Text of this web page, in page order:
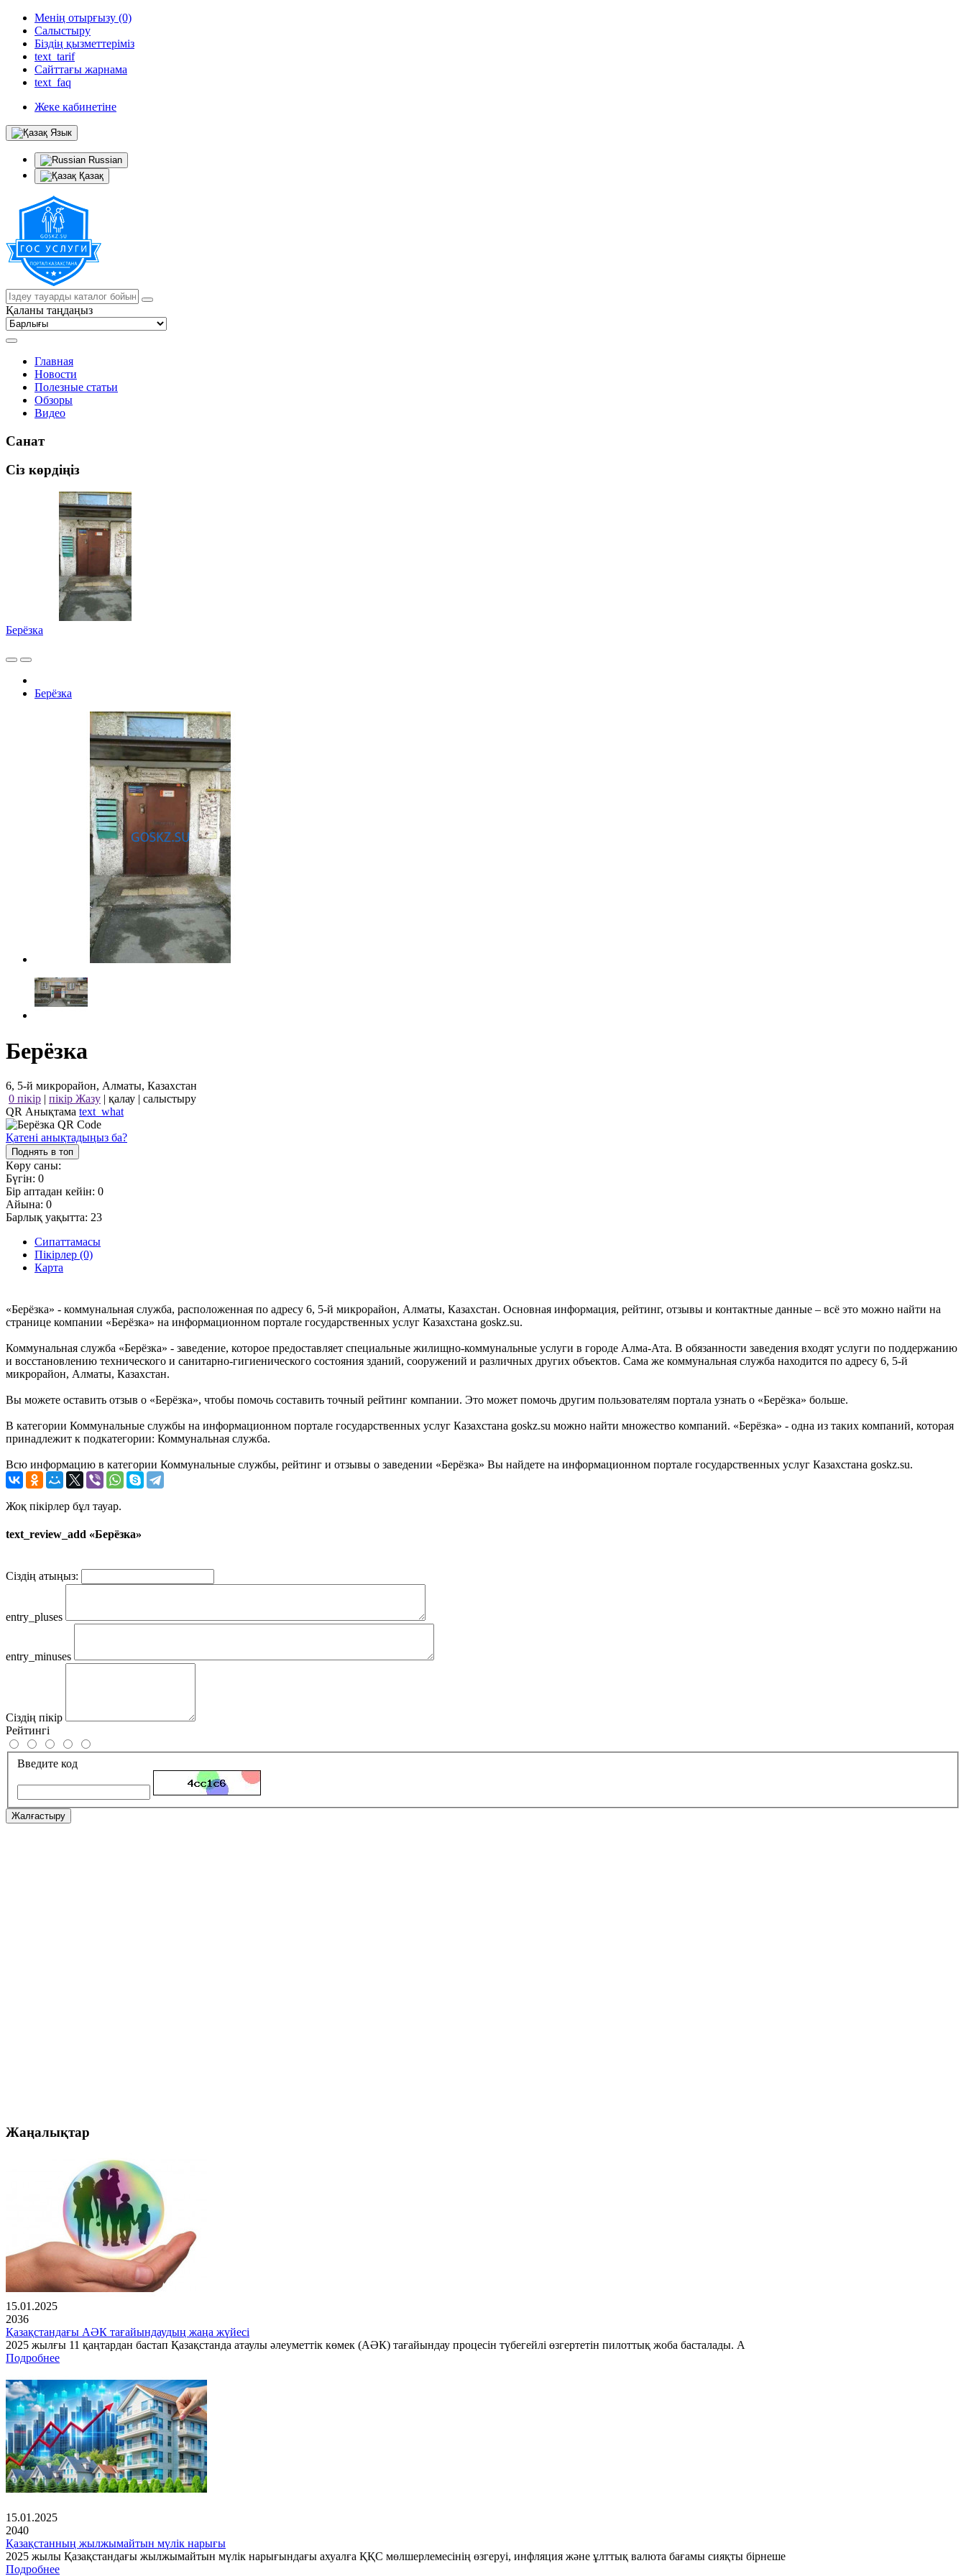
Менің отырғызу (0)
Салыстыру
Біздің қызметтеріміз
text_tarif
Сайттағы жарнама
text_faq
Жеке кабинетіне
Язык
Russian
Қазақ
Қаланы таңдаңыз
Главная
Новости
Полезные статьи
Обзоры
Видео
Санат
Сіз көрдіңіз
Берёзка
Берёзка
Берёзка
6, 5-й микрорайон, Алматы, Казахстан
0 пікір | пікір Жазу | қалау | салыстыру
QR Анықтама text_what
Қатені анықтадыңыз ба?
Поднять в топ
Көру саны:
Бүгін: 0
Бір аптадан кейін: 0
Айына: 0
Барлық уақытта: 23
Сипаттамасы
Пікірлер (0)
Карта
«Берёзка» - коммунальная служба, расположенная по адресу 6, 5-й микрорайон, Алматы, Казахстан. Основная информация, рейтинг, отзывы и контактные данные – всё это можно найти на
странице компании «Берёзка» на информационном портале государственных услуг Казахстана goskz.su.
Коммунальная служба «Берёзка» - заведение, которое предоставляет специальные жилищно-коммунальные услуги в городе Алма-Ата. В обязанности заведения входят услуги по поддержанию
и восстановлению технического и санитарно-гигиенического состояния зданий, сооружений и различных других объектов. Сама же коммунальная служба находится по адресу 6, 5-й
микрорайон, Алматы, Казахстан.
Вы можете оставить отзыв о «Берёзка», чтобы помочь составить точный рейтинг компании. Это может помочь другим пользователям портала узнать о «Берёзка» больше.
В категории Коммунальные службы на информационном портале государственных услуг Казахстана goskz.su можно найти множество компаний. «Берёзка» - одна из таких компаний, которая
принадлежит к подкатегории: Коммунальная служба.
Всю информацию в категории Коммунальные службы, рейтинг и отзывы о заведении «Берёзка» Вы найдете на информационном портале государственных услуг Казахстана goskz.su.
Жоқ пікірлер бұл тауар.
text_review_add «Берёзка»
Сіздің атыңыз:
entry_pluses
entry_minuses
Сіздің пікір
Рейтингі
Введите код
Жалғастыру
Жаңалықтар
15.01.2025
2036
Қазақстандағы АӘК тағайындаудың жаңа жүйесі
2025 жылғы 11 қаңтардан бастап Қазақстанда атаулы әлеуметтік көмек (АӘК) тағайындау процесін түбегейлі өзгертетін пилоттық жоба басталады. А
Подробнее
15.01.2025
2040
Қазақстанның жылжымайтын мүлік нарығы
2025 жылы Қазақстандағы жылжымайтын мүлік нарығындағы ахуалға ҚҚС мөлшерлемесінің өзгеруі, инфляция және ұлттық валюта бағамы сияқты бірнеше
Подробнее